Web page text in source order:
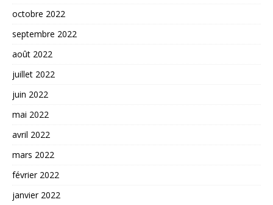
octobre 2022
septembre 2022
août 2022
juillet 2022
juin 2022
mai 2022
avril 2022
mars 2022
février 2022
janvier 2022